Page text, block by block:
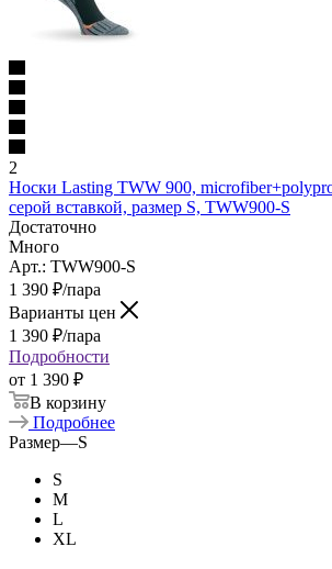
2
Носки Lasting TWW 900,
серой вставкой, размер S, TWW900-S
Достаточно
Много
Арт.: TWW900-S
1 390 ₽/пара
Варианты цен
1 390 ₽/пара
Подробности
от 1 390 ₽
В корзину
Подробнее
Размер—S
S
M
L
XL